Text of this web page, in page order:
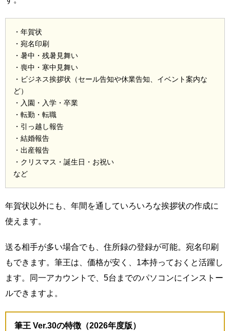
・年賀状
・宛名印刷
・暑中・残暑見舞い
・喪中・寒中見舞い
・ビジネス挨拶状（セール告知や休業告知、イベント案内な
ど）
・入園・入学・卒業
・転勤・転職
・引っ越し報告
・結婚報告
・出産報告
・クリスマス・誕生日・お祝い
など
年賀状以外にも、年間を通していろいろな挨拶状の作成に
使えます。
送る相手が多い場合でも、住所録の登録が可能。宛名印刷
もできます。筆王は、価格が安く、1本持っておくと活躍し
ます。同一アカウントで、5台までのパソコンにインストー
ルできますよ。
筆王 Ver.30の特徴（2026年度版）